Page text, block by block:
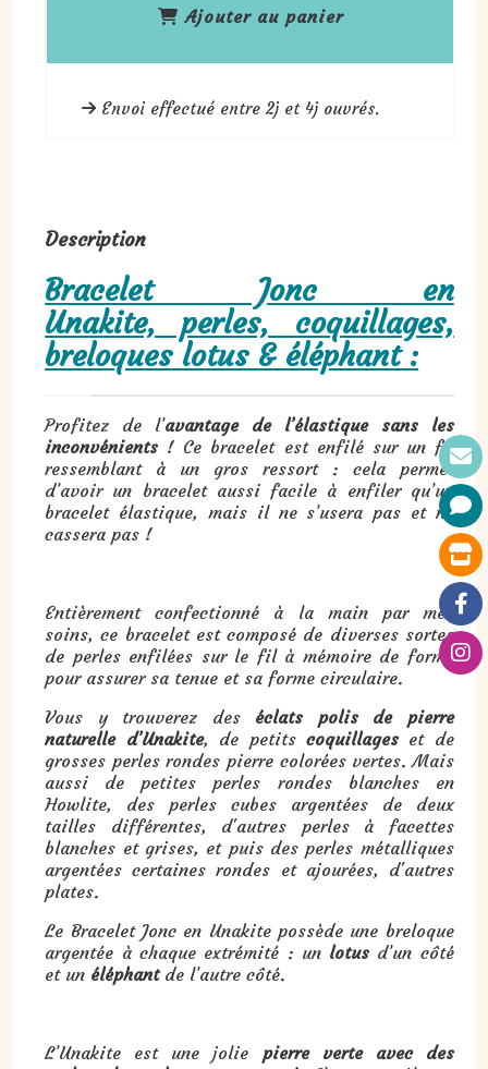
Ajouter au panier
Envoi effectué entre 2j et 4j ouvrés.
Description
Bracelet Jonc en
Unakite, perles, coquillages,
breloques lotus & éléphant :
Profitez de l’avantage de l’élastique sans les
inconvénients ! Ce bracelet est enfilé sur un fil
ressemblant à un gros ressort : cela permet
d’avoir un bracelet aussi facile à enfiler qu’un
bracelet élastique, mais il ne s’usera pas et ne
cassera pas !
Entièrement confectionné à la main par mes
soins, ce bracelet est composé de diverses sortes
de perles enfilées sur le fil à mémoire de forme
pour assurer sa tenue et sa forme circulaire.
Vous y trouverez des éclats polis de pierre
naturelle d’Unakite, de petits coquillageset de
grosses perles rondes pierre colorées vertes. Mais
aussi de petites perles rondes blanches en
Howlite, des perles cubes argentées de deux
tailles différentes, d'autres perles à facettes
blanches et grises, et puis des perles métalliques
argentées certaines rondes et ajourées, d'autres
plates.
Le Bracelet Jonc en Unakite possède une breloque
argentée à chaque extrémité : un lotus d’un côté
et un éléphantde l’autre côté.
L’Unakite est une jolie pierre verte avec des